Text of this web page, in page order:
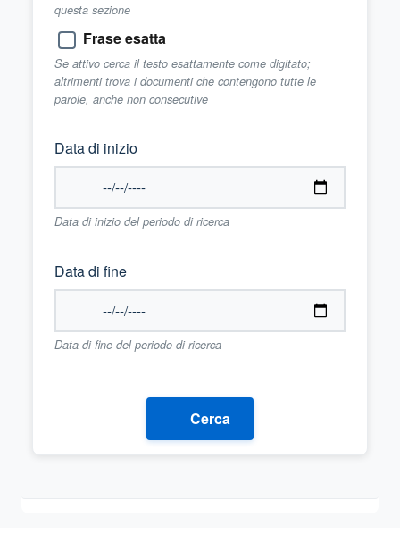
questa sezione
Frase esatta
Se attivo cerca il testo esattamente come digitato;
altrimenti trova i documenti che contengono tutte le
parole, anche non consecutive
Data di inizio
Data di inizio del periodo di ricerca
Data di fine
Data di fine del periodo di ricerca
Cerca